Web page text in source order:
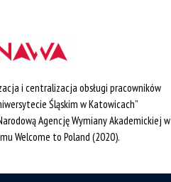
i centralizacja obsługi pracowników
Śląskim w Katowicach”
Agencję Wymiany Akademickiej w
Welcome to Poland (2020).